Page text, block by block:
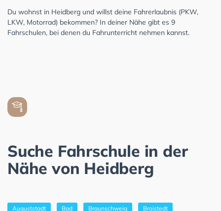
Du wohnst in Heidberg und willst deine Fahrerlaubnis (PKW,
LKW, Motorrad) bekommen? In deiner Nähe gibt es 9
Fahrschulen, bei denen du Fahrunterricht nehmen kannst.
Suche Fahrschule in der
Nähe von Heidberg
Auguststadt Bad Braunschweig Broistedt